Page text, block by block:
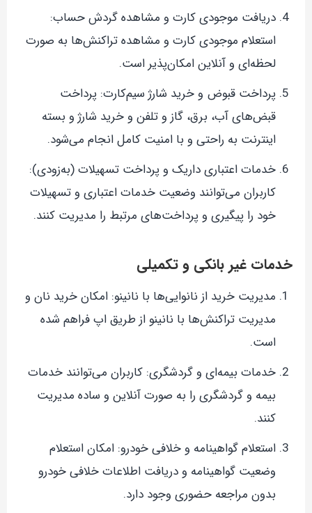
دریافت موجودی کارت و مشاهده گردش حساب:
استعلام موجودی کارت و مشاهده تراکنش‌ها به صورت
لحظه‌ای و آنلاین امکان‌پذیر است.
پرداخت قبوض و خرید شارژ سیم‌کارت: پرداخت
قبض‌های آب، برق، گاز و تلفن و خرید شارژ و بسته
اینترنت به راحتی و با امنیت کامل انجام می‌شود.
خدمات اعتباری داریک و پرداخت تسهیلات (به‌زودی):
کاربران می‌توانند وضعیت خدمات اعتباری و تسهیلات
خود را پیگیری و پرداخت‌های مرتبط را مدیریت کنند.
خدمات غیر بانکی و تکمیلی
مدیریت خرید از نانوایی‌ها با نانینو: امکان خرید نان و
مدیریت تراکنش‌ها با نانینو از طریق اپ فراهم شده
است.
خدمات بیمه‌ای و گردشگری: کاربران می‌توانند خدمات
بیمه و گردشگری را به صورت آنلاین و ساده مدیریت
کنند.
استعلام گواهینامه و خلافی خودرو: امکان استعلام
وضعیت گواهینامه و دریافت اطلاعات خلافی خودرو
بدون مراجعه حضوری وجود دارد.